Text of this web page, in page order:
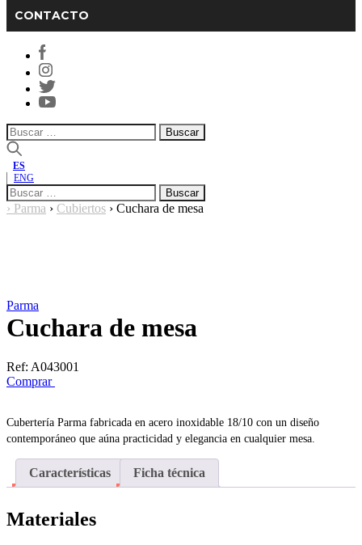
CONTACTO
Buscar:
ES
ENG
Buscar:
› Parma › Cubiertos › Cuchara de mesa
Parma
Cuchara de mesa
Ref: A043001
Comprar
Cubertería Parma fabricada en acero inoxidable 18/10 con un diseño
contemporáneo que aúna practicidad y elegancia en cualquier mesa.
Características Ficha técnica
Materiales